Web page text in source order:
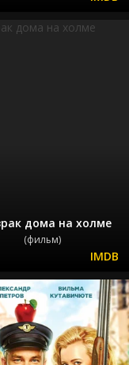
дома на холме
(фильм)